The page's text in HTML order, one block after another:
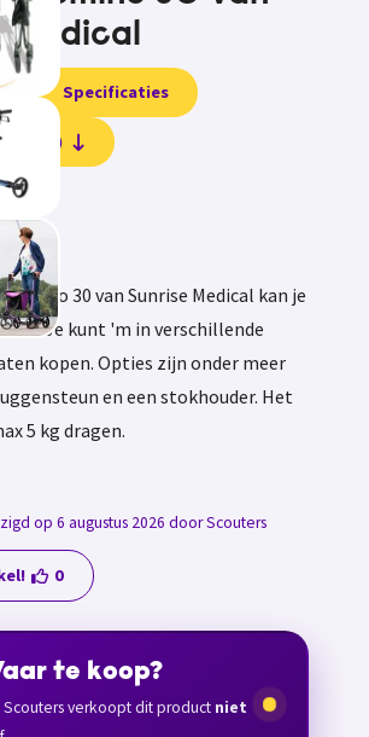
Medical
Specificaties
(0)
30 van Sunrise Medical kan je
Je kunt 'm in verschillende
kopen. Opties zijn onder meer
en een stokhouder. Het
5 kg dragen.
op 6 augustus 2026 door Scouters
0
te koop?
Scouters verkoopt dit product niet